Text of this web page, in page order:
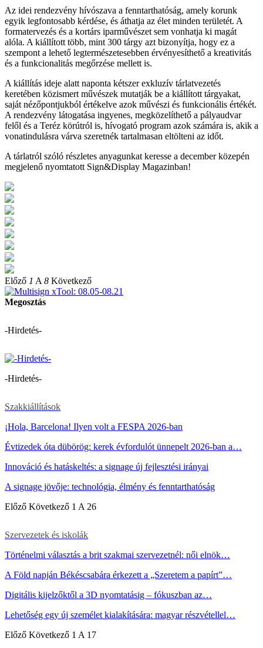
Az idei rendezvény hívószava a fenntarthatóság, amely korunk
egyik legfontosabb kérdése, és áthatja az élet minden területét. A
formatervezés és a kortárs iparművészet sem vonhatja ki magát
alóla. A kiállított több, mint 300 tárgy azt bizonyítja, hogy ez a
szempont a lehető legtermészetesebben érvényesíthető a kreativitás
és a funkcionalitás megőrzése mellett is.
A kiállítás ideje alatt naponta kétszer exkluzív tárlatvezetés
keretében közismert művészek mutatják be a kiállított tárgyakat,
saját nézőpontjukból értékelve azok művészi és funkcionális értékét.
A rendezvény látogatása ingyenes, megközelíthető a pályaudvar
felől és a Teréz körútról is, hívogató program azok számára is, akik a
vonatindulásra várva szeretnék tartalmasan eltölteni az időt.
A tárlatról szóló részletes anyagunkat keresse a december közepén
megjelenő nyomtatott Sign&Display Magazinban!
Előző 1 A 8 Következő
Megosztás
-Hirdetés-
-Hirdetés-
Szakkiállítások
¡Hola, Barcelona! Ilyen volt a FESPA 2026-ban
Évtizedek óta dübörög: kerek évfordulót ünnepelt 2026-ban a…
Innováció és hatáskeltés: a signage új fejlesztési irányai
A signage jövője: technológia, élmény és fenntarthatóság
Előző Következő 1 A 26
Szervezetek és iskolák
Történelmi választás a brit szakmai szervezetnél: női elnök…
A Föld napján Békéscsabára érkezett a „Szeretem a papírt”…
Digitális kijelzőktől a 3D nyomtatásig – fókuszban az…
Lehetőség egy új személet kialakítására: magyar részvétellel…
Előző Következő 1 A 17